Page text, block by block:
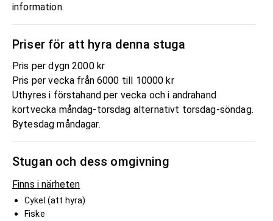
information.
Priser för att hyra denna stuga
Pris per dygn 2000 kr
Pris per vecka från 6000 till 10000 kr
Uthyres i förstahand per vecka och i andrahand
kortvecka måndag-torsdag alternativt torsdag-söndag.
Bytesdag måndagar.
Stugan och dess omgivning
Finns i närheten
Cykel (att hyra)
Fiske